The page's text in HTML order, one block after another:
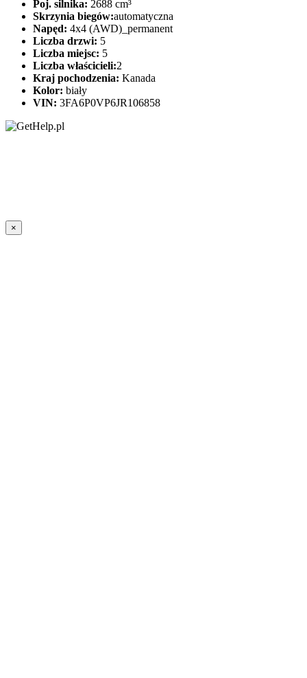
Poj. silnika: 2688 cm³
Skrzynia biegów:automatyczna
Napęd: 4x4 (AWD)_permanent
Liczba drzwi: 5
Liczba miejsc: 5
Liczba właścicieli:2
Kraj pochodzenia: Kanada
Kolor: biały
VIN: 3FA6P0VP6JR106858
×